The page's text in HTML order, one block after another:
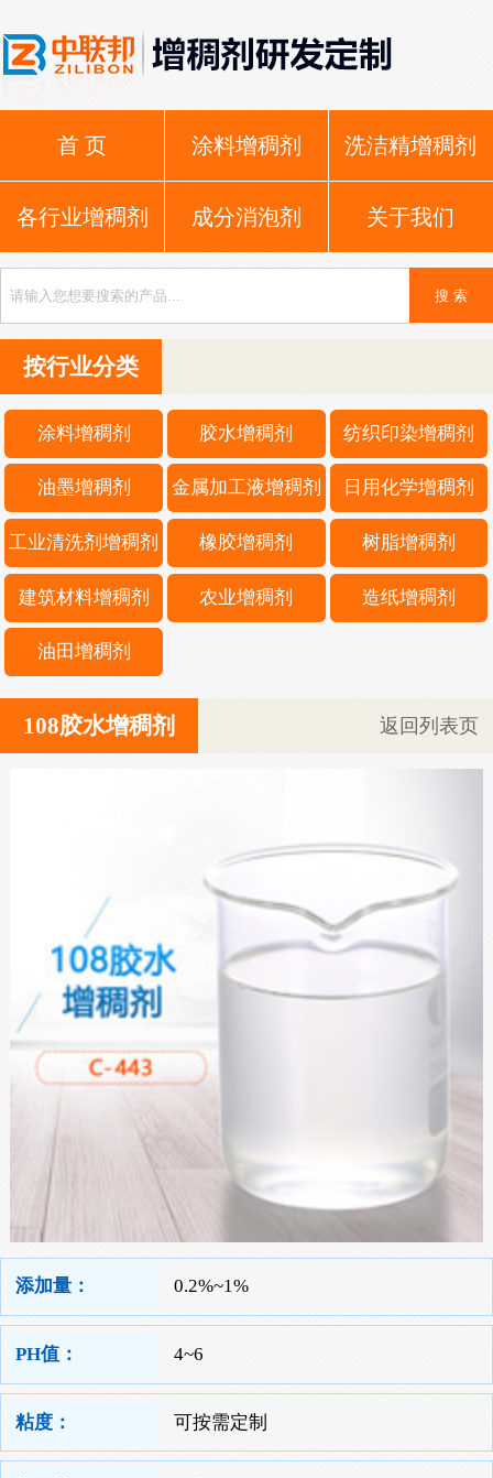
首 页 涂料增稠剂 洗洁精增稠剂
各行业增稠剂 成分消泡剂 关于我们
按行业分类
涂料增稠剂 胶水增稠剂 纺织印染增稠剂
油墨增稠剂 金属加工液增稠剂 日用化学增稠剂
工业清洗剂增稠剂 橡胶增稠剂 树脂增稠剂
建筑材料增稠剂 农业增稠剂 造纸增稠剂
油田增稠剂
108胶水增稠剂 返回列表页
添加量： 0.2%~1%
PH值： 4~6
粘度： 可按需定制